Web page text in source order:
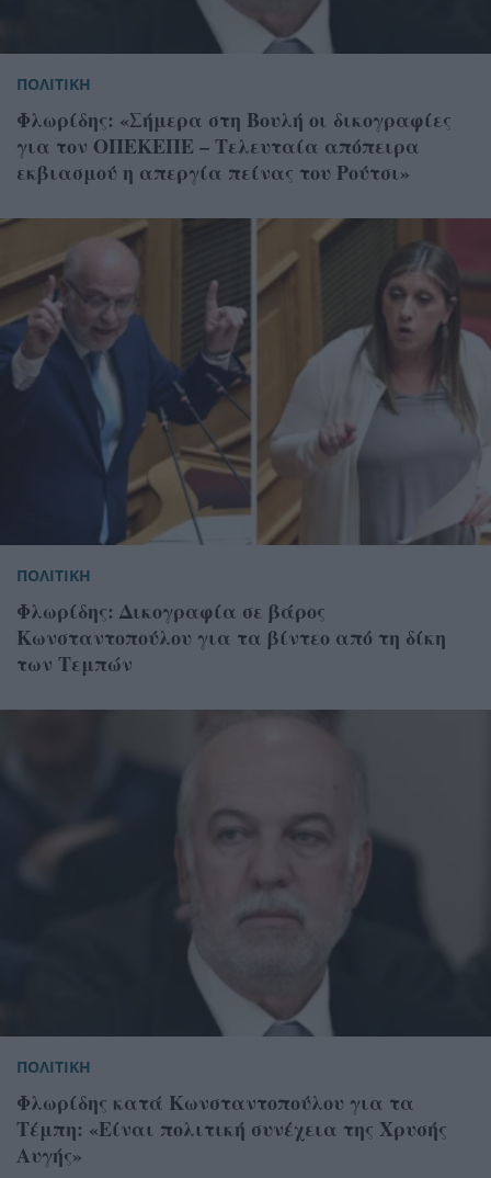
ΠΟΛΙΤΙΚΗ
Φλωρίδης: «Σήμερα στη Βουλή οι δικογραφίες
για τον ΟΠΕΚΕΠΕ – Τελευταία απόπειρα
εκβιασμού η απεργία πείνας του Ρούτσι»
ΠΟΛΙΤΙΚΗ
Φλωρίδης: Δικογραφία σε βάρος
Κωνσταντοπούλου για τα βίντεο από τη δίκη
των Τεμπών
ΠΟΛΙΤΙΚΗ
Φλωρίδης κατά Κωνσταντοπούλου για τα
Τέμπη: «Είναι πολιτική συνέχεια της Χρυσής
Αυγής»